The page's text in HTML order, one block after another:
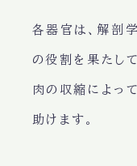
各器官は、 解剖
の役割を果たし
肉の収縮 によっ
助けます。